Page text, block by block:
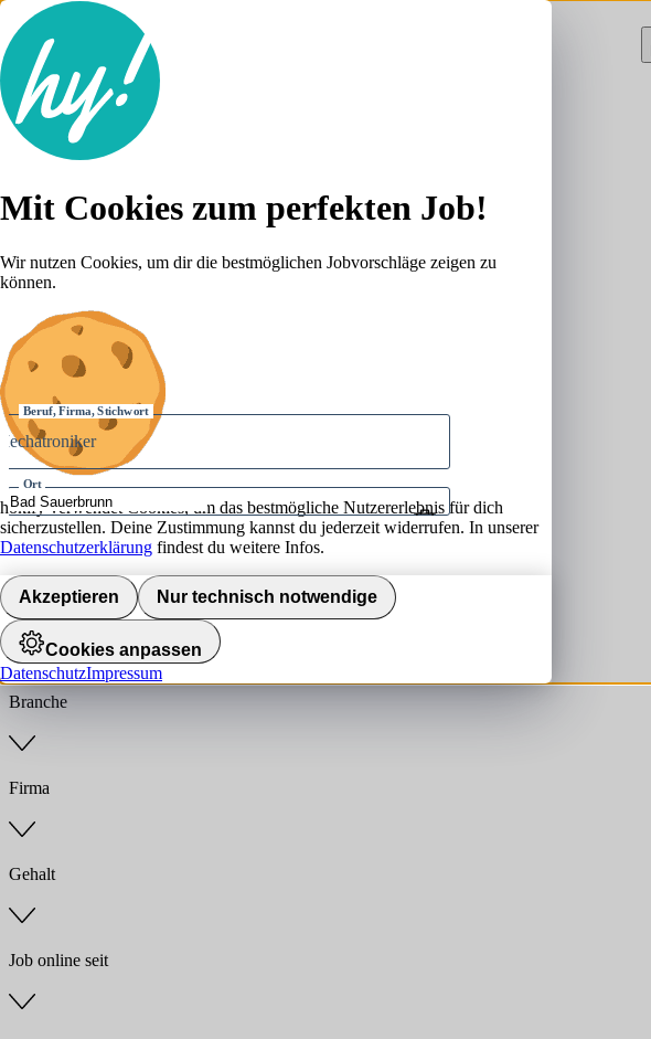
Lebenslauf
Karriere-Tipps
Anmelden
Beruf, Firma, Stichwort
Ort
Umkreis
Jobs finden
Anstellungsart
Branche
Firma
Gehalt
Job online seit
Mit Cookies zum perfekten Job!
Wir nutzen Cookies, um dir die bestmöglichen Jobvorschläge zeigen zu
können.
hokify verwendet Cookies, um das bestmögliche Nutzererlebnis für dich
sicherzustellen. Deine Zustimmung kannst du jederzeit widerrufen. In unserer
Datenschutzerklärung findest du weitere Infos.
Akzeptieren Nur technisch notwendige
Cookies anpassen
DatenschutzImpressum